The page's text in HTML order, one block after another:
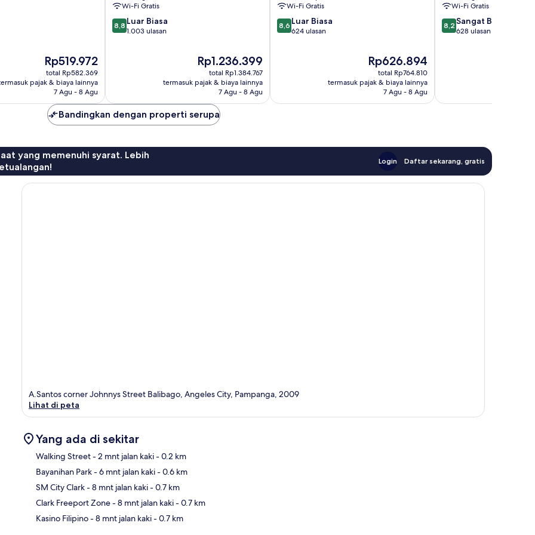
Harga
sekarang
Rp519.972
Rp519.972
total Rp582.369
pajak & biaya lainnya
7 Agu - 8 Agu
Wi-Fi Gratis
8.8
dari
8,8 Luar Biasa
1.003 ulasan
Harga
sekarang
Rp1.236.399
Rp1.236.399
total Rp1.384.767
termasuk pajak & biaya lainnya
7 Agu - 8 Agu
Wi-Fi Gratis
8.6
dari
8,6 Luar Biasa
624 ulasan
Harga
sekarang
Rp626.894
Rp626.894
total Rp764.810
termasuk pajak & biaya lainnya
7 Agu - 8 Agu
Wi-Fi Gratis
8.2
dari
8,2 Sangat Baik
628 ulasan
Bandingkan dengan properti serupa
yang memenuhi syarat. Lebih
Login Daftar sekarang, gratis
A.Santos corner Johnnys Street Balibago, Angeles City, Pampanga, 2009
Lihat di peta
Yang ada di sekitar
Walking Street- 2 mnt jalan kaki- 0.2 km
Bayanihan Park- 6 mnt jalan kaki- 0.6 km
SM City Clark- 8 mnt jalan kaki- 0.7 km
Clark Freeport Zone- 8 mnt jalan kaki- 0.7 km
Kasino Filipino- 8 mnt jalan kaki- 0.7 km